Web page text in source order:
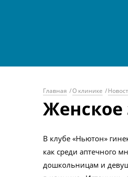
Главная /О клинике /
Женское
В клубе «Ньютон»
как среди аптечного
дошкольницам и